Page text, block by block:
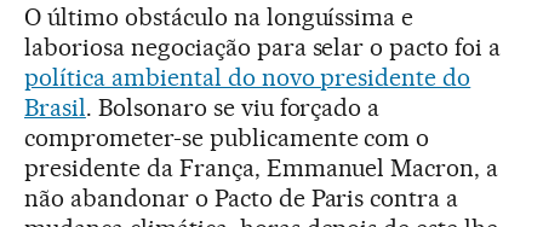
O último obstáculo na longuíssima e
laboriosa negociação para selar o pacto foi a
política ambiental do novo presidente do
Brasil. Bolsonaro se viu forçado a
comprometer-se publicamente com o
presidente da França, Emmanuel Macron, a
não abandonar o Pacto de Paris contra a